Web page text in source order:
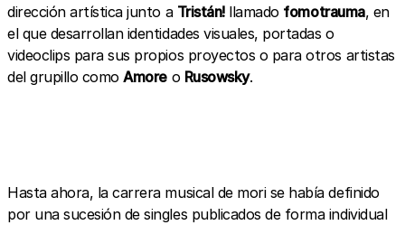
dirección artística junto a Tristán!llamado fomotrauma, en
el que desarrollan identidades visuales, portadas o
videoclips para sus propios proyectos o para otros artistas
del grupillo comoAmoreo Rusowsky.
Hasta ahora, la carrera musical de mori se había definido
por una sucesión de singles publicados de forma individual